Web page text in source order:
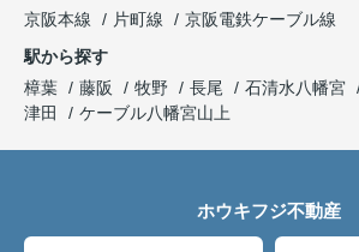
京阪本線
片町線
京阪電鉄ケーブル線
駅から探す
樟葉
藤阪 牧野 長尾 石清水八幡宮
津田
ケーブル八幡宮山上
ホウキフジ不動産